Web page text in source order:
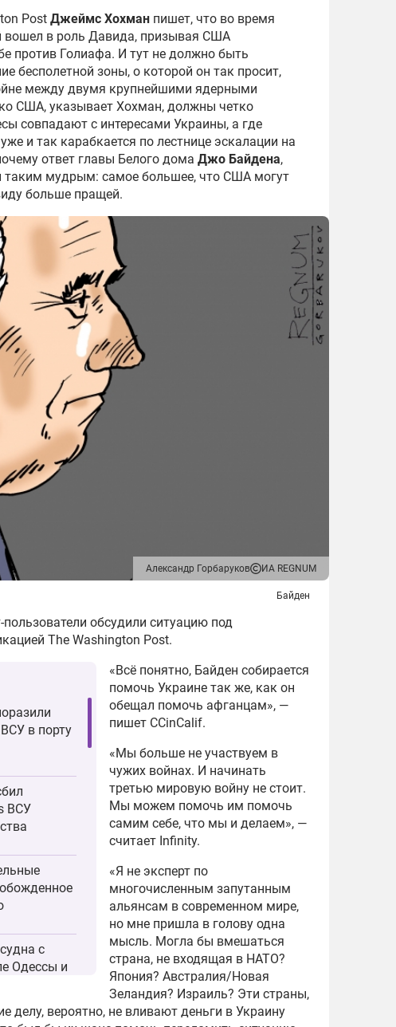
Post Джеймс Хохман пишет, что во время
вошел в роль Давида, призывая США
против Голиафа. И тут не должно быть
бесполетной зоны, о которой он так просит,
между двумя крупнейшими ядерными
США, указывает Хохман, должны четко
совпадают с интересами Украины, а где
и так карабкается по лестнице эскалации на
ответ главы Белого дома Джо Байдена,
таким мудрым: самое большее, что США могут
больше пращей.
Александр Горбаруков ИА REGNUM
Байден
обсудили ситуацию под
The Washington Post.
в порту
ВСУ
с
Одессы и
«Всё понятно, Байден собирается
помочь Украине так же, как он
обещал помочь афганцам», —
пишет CCinCalif.
«Мы больше не участвуем в
чужих войнах. И начинать
третью мировую войну не стоит.
Мы можем помочь им помочь
самим себе, что мы и делаем», —
считает Infinity.
«Я не эксперт по
многочисленным запутанным
альянсам в современном мире,
но мне пришла в голову одна
мысль. Могла бы вмешаться
страна, не входящая в НАТО?
Япония? Австралия/Новая
Зеландия? Израиль? Эти страны,
делу, вероятно, не вливают деньги в Украину